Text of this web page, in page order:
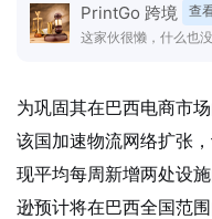
PrintGo 跨境
查
这家伙很懒，什么也没
为巩固其在巴西电商市
该国加速物流网络扩张
现平均每周新增两处设
逊预计将在巴西全国范